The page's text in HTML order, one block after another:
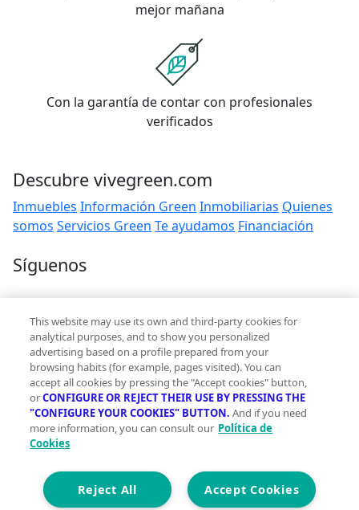
mejor mañana
Con la garantía de contar con profesionales
verificados
Descubre vivegreen.com
Inmuebles Información Green Inmobiliarias Quienes
somos Servicios Green Te ayudamos Financiación
Síguenos
Contacto
hola@vivegreen.com
Aviso Legal
Condiciones de uso
Politica de privacidad
Política de cookies
This website may use its own and third-party cookies for
analytical purposes, and to show you personalized
advertising based on a profile prepared from your
browsing habits (for example, pages visited). You can
accept all cookies by pressing the "Accept cookies" button,
orCONFIGURE OR REJECT THEIR USE BY PRESSING THE
"CONFIGURE YOUR COOKIES" BUTTON. And if you need
more information, you can consult our Política de
Cookies
Accept Cookies
Reject All